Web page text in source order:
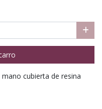
cubierta de resina